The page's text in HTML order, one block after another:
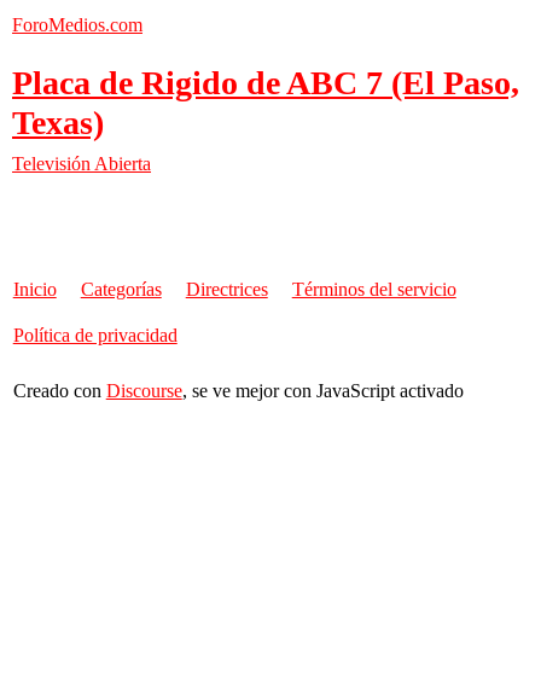
ForoMedios.com
Placa de Rigido de ABC 7 (El Paso,
Texas)
Televisión Abierta
Inicio Categorías Directrices Términos del servicio
Política de privacidad
Creado con Discourse, se ve mejor con JavaScript activado